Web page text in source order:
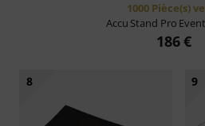
1000 Pièce(s)
Accu Stand Pro
186 €
8 9